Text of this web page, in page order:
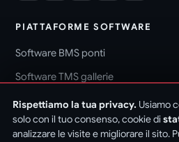
Rispettiamo la tua privacy. Usiamo
solo con il tuo consenso, cookie di
analizzare le visite e migliorare il sito.
PIATTAFORME SOFTWARE
Software BMS ponti
Software TMS gallerie
Software per la PA
SERVIZI